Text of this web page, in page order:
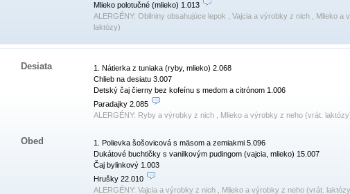
Mlieko polotučné (mlieko) 1.013
ALERGÉNY: Obilniny obsahujúce lepok , Vajcia a výrobky z nich , Mlieko a
laktózy)
Desiata
1. Nátierka z tuniaka (ryby, mlieko) 2.068
Chlieb na desiatu 3.007
Detský čaj čierny bez kofeínu s medom a citrónom 1.006
Paradajky 2.085
ALERGÉNY: Ryby a výrobky z nich , Mlieko a výrobky z neho (vrát.
Obed
1. Polievka šošovicová s mäsom a zemiakmi 5.096
Dukátové buchtičky s vanilkovým pudingom (vajcia, mlieko) 15.007
Čaj bylinkový 1.003
Hrušky 22.010
ALERGÉNY: Vajcia a výrobky z nich , Mlieko a výrobky z neho (vrát.